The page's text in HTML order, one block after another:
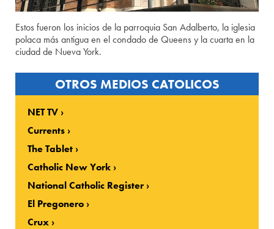
Estos fueron los inicios de la parroquia San Adalberto, la iglesia
polaca más antigua en el condado de Queens y la cuarta en la
ciudad de Nueva York.
OTROS MEDIOS CATOLICOS
NET TV
Currents
The Tablet
Catholic New York
National Catholic Register
El Pregonero
Crux